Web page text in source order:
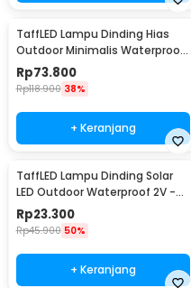
TaffLED Lampu Dinding Hias
Outdoor Minimalis Waterproof
Warm White 12W - NR-10
Rp73.800
Rp118.900 38%
+ Keranjang
TaffLED Lampu Dinding Solar
LED Outdoor Waterproof 2V -
OO10
Rp23.300
Rp45.900 50%
+ Keranjang